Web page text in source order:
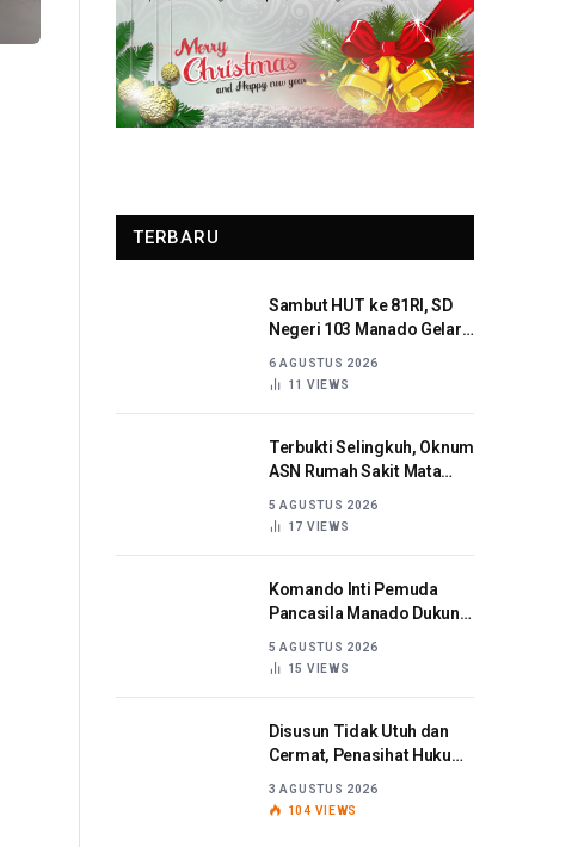
TERBARU
Sambut HUT ke 81RI, SD
Negeri 103 Manado Gelar
Beragam Lomba
6 AGUSTUS 2026
11 VIEWS
Terbukti Selingkuh, Oknum
ASN Rumah Sakit Mata
Sulut Dijatuhi Sanksi
Disiplin Berat
5 AGUSTUS 2026
17 VIEWS
Komando Inti Pemuda
Pancasila Manado Dukung
Kapolda Sulut Berantas
Korupsi
5 AGUSTUS 2026
15 VIEWS
Disusun Tidak Utuh dan
Cermat, Penasihat Hukum
Titaribka: Kami Tolak
Tanggapan Jaksa
3 AGUSTUS 2026
104 VIEWS